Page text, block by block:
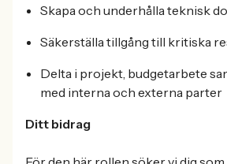
Skapa och underhålla teknisk
Säkerställa tillgång till kritiska
Delta i projekt, budgetarbete
med interna och externa parter
Ditt bidrag